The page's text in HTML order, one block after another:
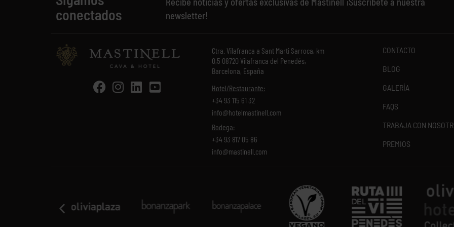
conectados
newsletter!
Ctra. Vilafranca a Sant Marti Sarroca, km
0,5 08720 Vilafranca del Penedés,
Barcelona, España
Hotel/Restaurante:
+34 93 115 61 32
info@hotelmastinell.com
Bodega:
+34 93 817 05 86
info@mastinell.com
CONTACTO
BLOG
GALERÍA
FAQS
TRABAJA CON
PREMIOS